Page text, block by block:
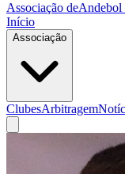
Associação deAndebol
Início
Associação
ClubesArbitragem